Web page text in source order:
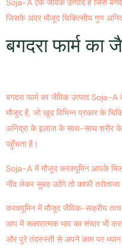
Soja-A एक जैविक उत्पाद है जिसे
जिसके अंदर मौजूद चिकित्सीय गुण
बगदरा फार्म का
बगदरा फार्म का जैविक उत्पाद Soja-
मौजूद है, जो खुद विभिन्न प्रकार के
अनिद्रा के इलाज के साथ-साथ शरीर के
पहुँचता है।
Soja-A में मौजूद करक्यूमिन आपके
नींद लेकर सुबह उठेंगे तो काफी
करक्यूमिन में मौजूद जैविक-सक्रीय
आप में सकारात्मक भाव का संचार भी
और पुरे तंदरुस्ती से अपने काम पर